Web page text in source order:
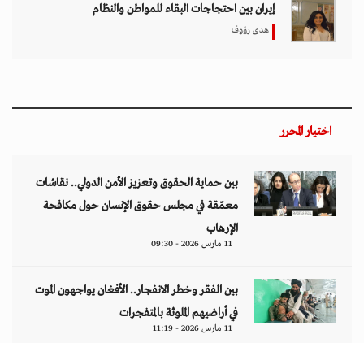
إيران بين احتجاجات البقاء للمواطن والنظام
هدى رؤوف
اختيار المحرر
بين حماية الحقوق وتعزيز الأمن الدولي.. نقاشات
معمّقة في مجلس حقوق الإنسان حول مكافحة
الإرهاب
11 مارس 2026 - 09:30
بين الفقر وخطر الانفجار.. الأفغان يواجهون الموت
في أراضيهم الملوثة بالمتفجرات
11 مارس 2026 - 11:19